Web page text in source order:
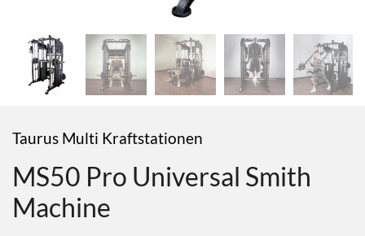
Taurus Multi Kraftstationen
MS50 Pro Universal Smith
Machine